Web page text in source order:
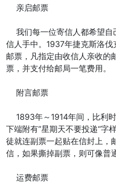
亲启邮票
我们每一位寄信人都希望自
信人手中。1937年捷克斯洛
邮票，凡指定由收信人亲收的
票，并支付给邮局一笔费用。
附言邮票
1893年～1914年间，比利
下端附有”星期天不要投递“字
徒就连副票一起贴在信封上，
信，如果撕掉副票，则可像普
运费邮票